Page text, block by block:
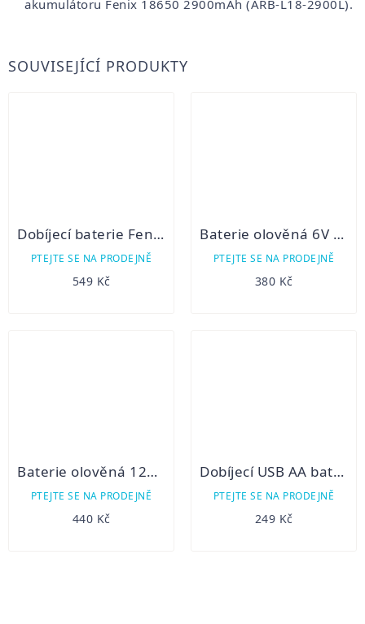
akumulátoru Fenix 18650 2900mAh (ARB-L18-2900L).
SOUVISEJÍCÍ PRODUKTY
Dobíjecí baterie Fenix 26650 4800 mAh (Li-Ion)
PTEJTE SE NA PRODEJNĚ
549 Kč
Baterie olověná 6V / 12Ah XTREME
PTEJTE SE NA PRODEJNĚ
380 Kč
Baterie olověná 12V / 7,5Ah XTREME
PTEJTE SE NA PRODEJNĚ
440 Kč
Dobíjecí USB AA baterie Fenix ARB-L14-1600U
PTEJTE SE NA PRODEJNĚ
249 Kč